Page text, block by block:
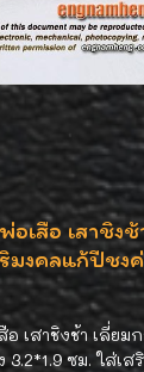
เสือ เสาชิง
มงคลแก้ปีชง
เสาชิงช้า เลี่ยม
ซม. ใส่เ